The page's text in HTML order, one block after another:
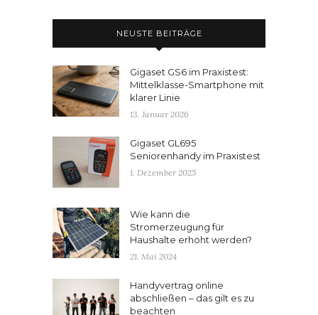
NEUSTE BEITRÄGE
Gigaset GS6 im Praxistest:
Mittelklasse-Smartphone mit
klarer Linie
13. Januar 2026
Gigaset GL695
Seniorenhandy im Praxistest
1. Dezember 2025
Wie kann die
Stromerzeugung für
Haushalte erhöht werden?
21. Mai 2024
Handyvertrag online
abschließen – das gilt es zu
beachten